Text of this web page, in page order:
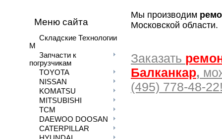
Меню сайта
Складские Технологии
М
Запчасти к
погрузчикам
TOYOTA
NISSAN
KOMATSU
MITSUBISHI
TCM
DAEWOO DOOSAN
CATERPILLAR
Мы производим
Московской области.
Заказать
Балканкар,
(495) 778-48-